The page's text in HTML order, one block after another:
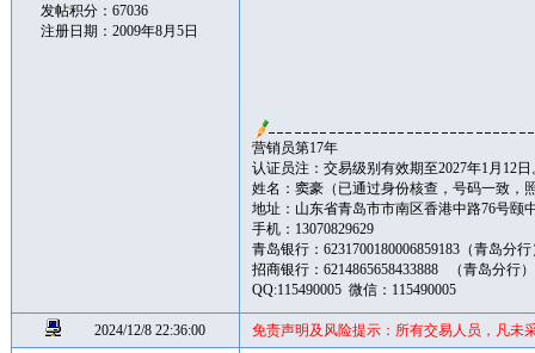
发帖积分：67036
注册日期：2009年8月5日
营销员第17年
认证员注：交易级别有效期至2027年1月12日
姓名：窦豪（已通过身份核查，号码一致，
地址：山东省青岛市市南区香港中路76号颐
手机：13070829629
青岛银行：6231700180006859183（青岛分
招商银行：6214865658433888 （青岛分行
QQ:115490005 微信：115490005
2024/12/8 22:36:00 免责声明及风险提示：所有交易人员，凡未